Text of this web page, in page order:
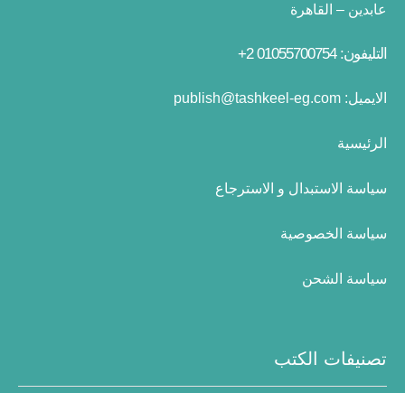
عابدين – القاهرة
التليفون: 01055700754 2+
الايميل: publish@tashkeel-eg.com
الرئيسية
سياسة الاستبدال و الاسترجاع
سياسة الخصوصية
سياسة الشحن
تصنيفات الكتب